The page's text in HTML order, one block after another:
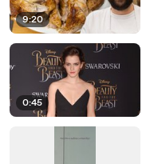
9:20
0:45